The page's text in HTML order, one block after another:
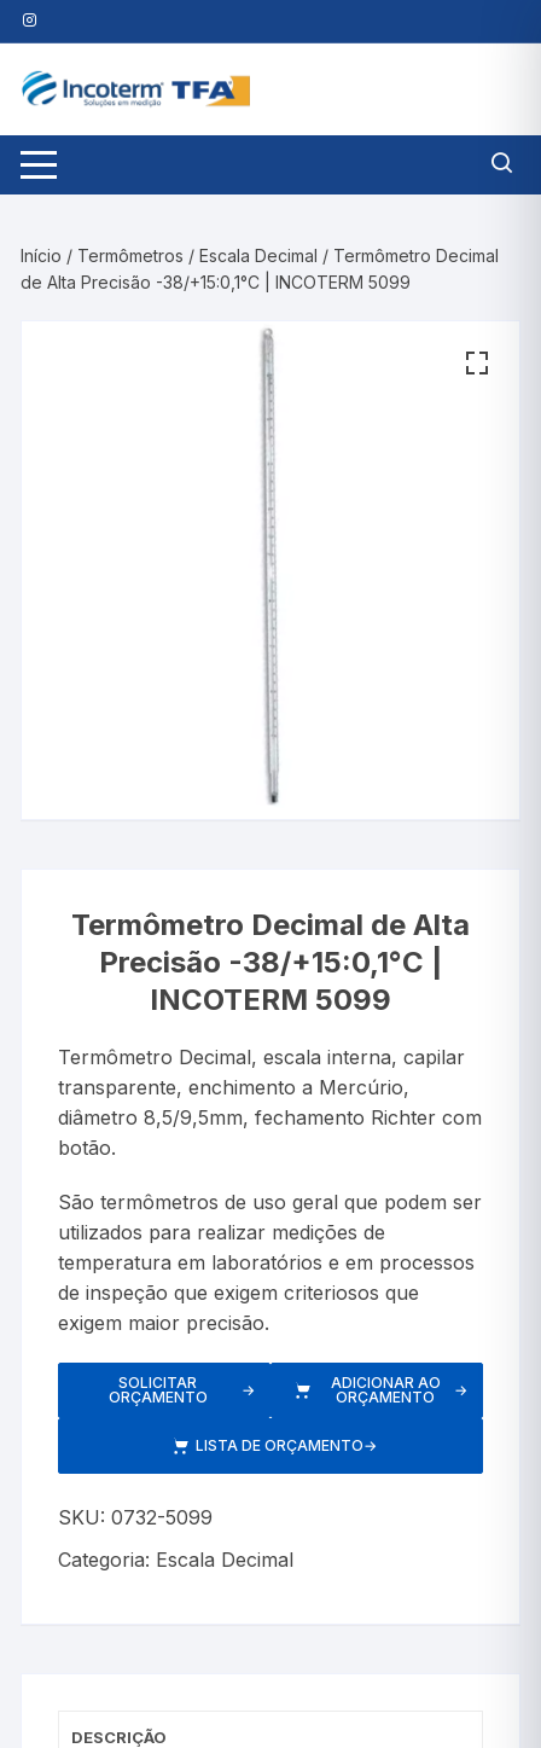
Pular
para
conteúdo
Início / Termômetros /Escala Decimal / Termômetro Decimal
de Alta Precisão -38/+15:0,1°C | INCOTERM 5099
Termômetro Decimal de Alta
Precisão -38/+15:0,1°C |
INCOTERM 5099
Termômetro Decimal, escala interna, capilar
transparente, enchimento a Mercúrio,
diâmetro 8,5/9,5mm, fechamento Richter com
botão.
São termômetros de uso geral que podem ser
utilizados para realizar medições de
temperatura em laboratórios e em processos
de inspeção que exigem criteriosos que
exigem maior precisão.
SOLICITAR
ORÇAMENTO
→
ADICIONAR AO
ORÇAMENTO
→
LISTA DE ORÇAMENTO→
SKU:0732-5099
Categoria: Escala Decimal
DESCRIÇÃO